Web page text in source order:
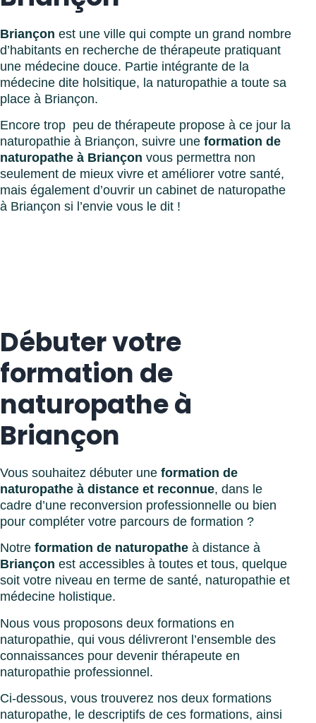
Briançon est une ville qui compte un grand nombre
d’habitants en recherche de thérapeute pratiquant
une médecine douce. Partie intégrante de la
médecine dite holsitique, la naturopathie a toute sa
place à Briançon.
Encore trop peu de thérapeute propose à ce jour la
naturopathie à Briançon, suivre une formation de
naturopathe à Briançon vous permettra non
seulement de mieux vivre et améliorer votre santé,
mais également d’ouvrir un cabinet de naturopathe
à Briançon si l’envie vous le dit !
Débuter votre
formation de
naturopathe à
Briançon
Vous souhaitez débuter une formation de
naturopathe à distance et reconnue, dans le
cadre d’une reconversion professionnelle ou bien
pour compléter votre parcours de formation ?
Notre formation de naturopathe à distance à
Briançon est accessibles à toutes et tous, quelque
soit votre niveau en terme de santé, naturopathie et
médecine holistique.
Nous vous proposons deux formations en
naturopathie, qui vous délivreront l’ensemble des
connaissances pour devenir thérapeute en
naturopathie professionnel.
Ci-dessous, vous trouverez nos deux formations
naturopathe, le descriptifs de ces formations, ainsi